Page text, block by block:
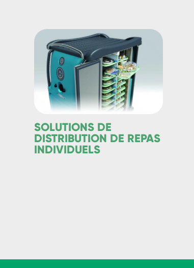
SOLUTIONS DE
DISTRIBUTION DE REPAS
INDIVIDUELS